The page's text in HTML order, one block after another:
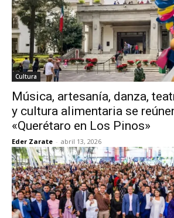
Cultura
Música, artesanía, danza,
y cultura alimentaria se
«Querétaro en Los Pinos»
Eder Zarate - abril 13, 2026